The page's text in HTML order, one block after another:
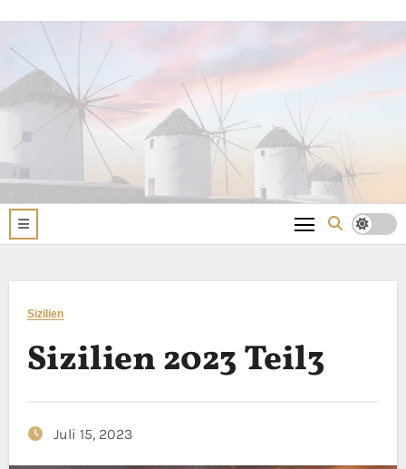
springen
Sizilien
Sizilien 2023 Teil3
Juli 15, 2023